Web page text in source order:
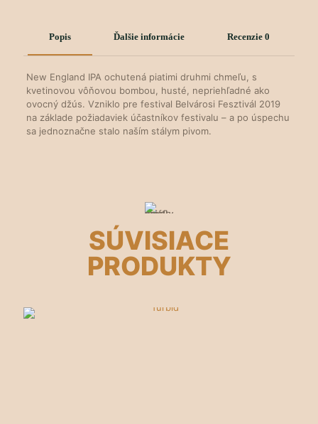
Popis Ďalšie informácie Recenzie 0
New England IPA ochutená piatimi druhmi chmeľu, s
kvetinovou vôňovou bombou, husté, nepriehľadné ako
ovocný džús. Vzniklo pre festival Belvárosi Fesztivál 2019
na základe požiadaviek účastníkov festivalu – a po úspechu
sa jednoznačne stalo naším stálym pivom.
SÚVISIACE
PRODUKTY